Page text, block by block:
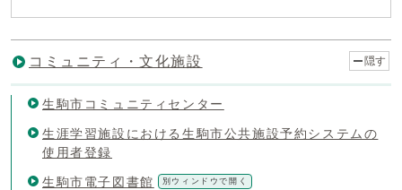
コミュニティ・文化施設 隠す
生駒市コミュニティセンター
生涯学習施設における生駒市公共施設予約システムの
使用者登録
生駒市電子図書館 別ウィンドウで開く